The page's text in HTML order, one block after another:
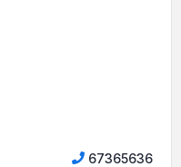
67365636